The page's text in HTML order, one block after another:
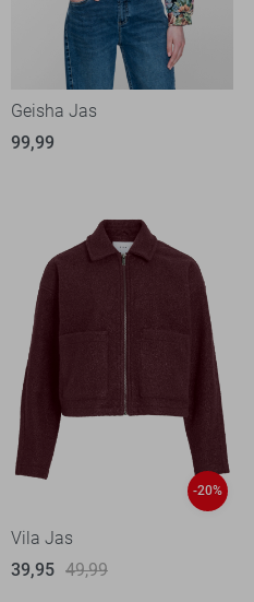
Geisha Jas
99,99
-20%
Vila Jas
39,95 49,99